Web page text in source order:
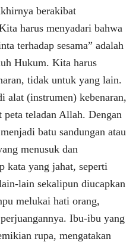
berakibat
harus menyadari bahwa
terhadap sesama” adalah
Hukum. Kita harus
tidak untuk yang lain.
alat (instrumen) kebenaran,
teladan Allah. Dengan
batu sandungan atau
menusuk dan
kata yang jahat, seperti
lain sekalipun diucapkan
melukai hati orang,
Ibu-ibu yang
rupa, mengatakan